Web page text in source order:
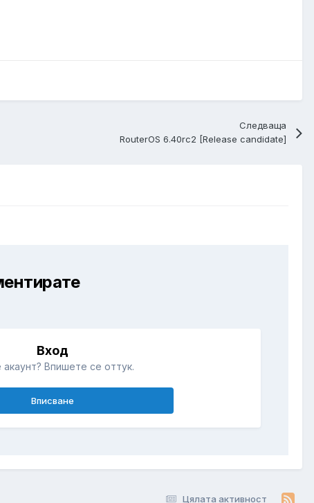
Следваща
RouterOS 6.40rc2 [Release candidate]
Вход
Впишете се оттук.
Вписване
Цялата активност